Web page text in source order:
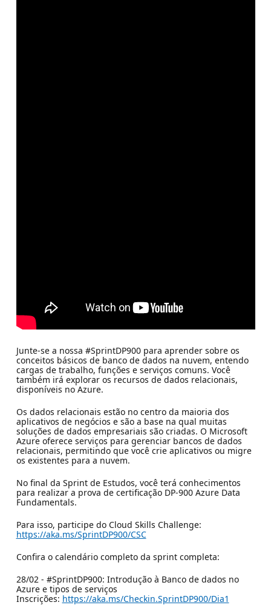
Junte-se a nossa #SprintDP900 para aprender sobre os
conceitos básicos de banco de dados na nuvem, entendo
cargas de trabalho, funções e serviços comuns. Você
também irá explorar os recursos de dados relacionais,
disponíveis no Azure.
Os dados relacionais estão no centro da maioria dos
aplicativos de negócios e são a base na qual muitas
soluções de dados empresariais são criadas. O Microsoft
Azure oferece serviços para gerenciar bancos de dados
relacionais, permitindo que você crie aplicativos ou migre
os existentes para a nuvem.
No final da Sprint de Estudos, você terá conhecimentos
para realizar a prova de certificação DP-900 Azure Data
Fundamentals.
Para isso, participe do Cloud Skills Challenge:
https://aka.ms/SprintDP900/CSC
Confira o calendário completo da sprint completa:
28/02 - #SprintDP900: Introdução à Banco de dados no
Azure e tipos de serviços
Inscrições: https://aka.ms/Checkin.SprintDP900/Dia1